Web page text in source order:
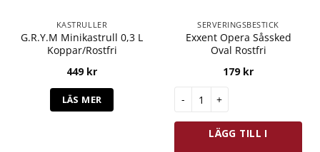
KASTRULLER
G.R.Y.M Minikastrull 0,3 L
Koppar/Rostfri
449 kr
LÄS MER
SERVERINGSBESTICK
Exxent Opera Såssked
Oval Rostfri
179 kr
LÄGG TILL I